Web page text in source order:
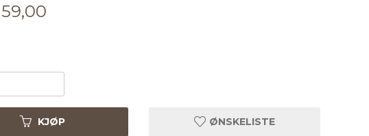
59,00
KJØP ØNSKELISTE